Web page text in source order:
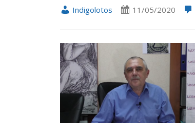
Indigolotos 11/05/2020